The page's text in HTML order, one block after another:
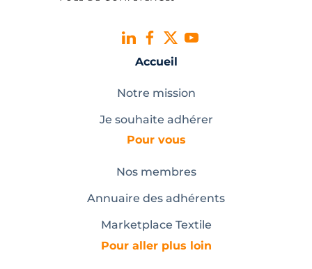
Accueil
Notre mission
Je souhaite adhérer
Pour vous
Nos membres
Annuaire des adhérents
Marketplace Textile
Pour aller plus loin